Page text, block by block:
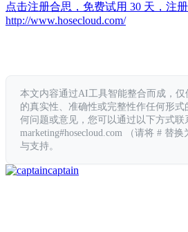
点击注册合思，免费试用 30 天，注册
http://www.hosecloud.com/
本文内容通过AI工具智能整合而成，
的真实性、准确性或完整性作任何形
何问题或意见，您可以通过以下方式联
marketing#hosecloud.com （请将 # 替
与支持。
captain